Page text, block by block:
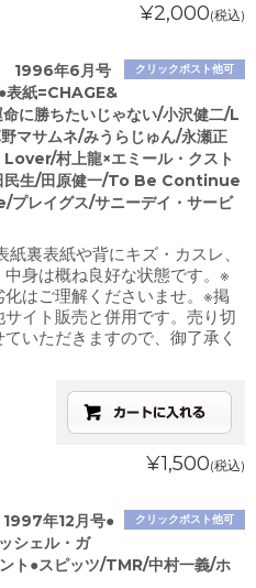
¥2,000(税込)
クリックポスト他可
1996年6月号
紙=CHAGE&
に勝ちたいじゃない/小沢健二/L
マサムネ/みうらじゅん/永瀬正
村上龍×エミール・クスト
民生/田原健一/To Be Continue
レイグス/サニーデイ・サービ
裏表紙や背にキズ・カスレ、
身は概ね良好な状態です。※
はご理解くださいませ。※掲
イト販売と併用です。売り切
いただきますので、御了承く
¥1,500(税込)
クリックポスト他可
1997年12月号●
シェル・ガ
ト●スピッツ/TMR/中村一義/ホ